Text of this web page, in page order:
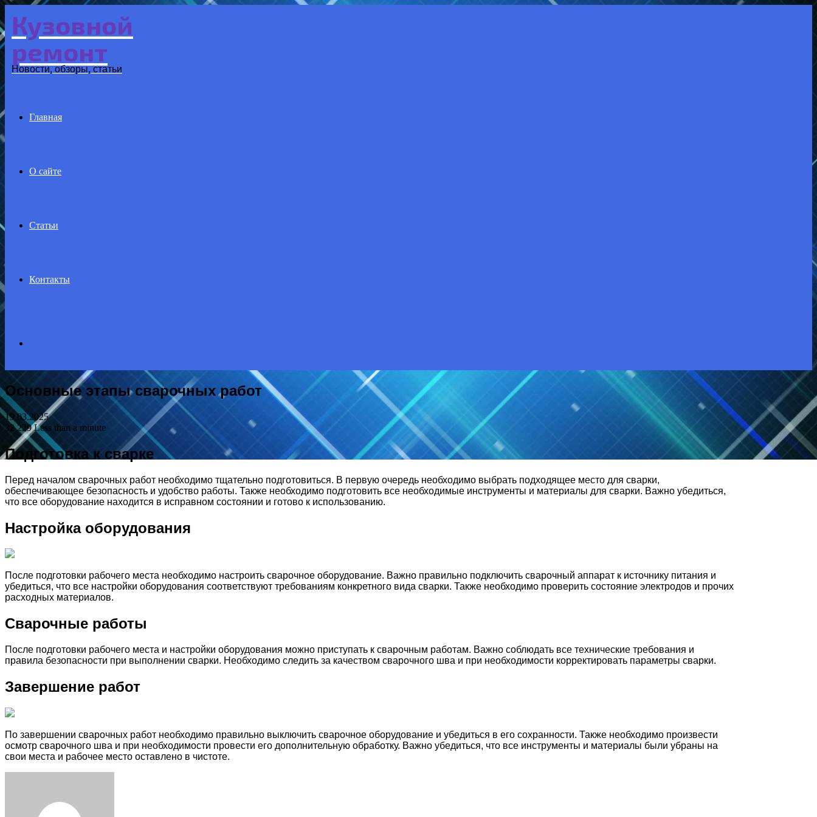
Menu
Кузовной
ремонт
Новости, обзоры, статьи
Главная
О сайте
Статьи
Контакты
for
Основные этапы сварочных работ
19.03.2025
32 229Less than a minute
Подготовка к сварке
Перед началом сварочных работ необходимо тщательно подготовиться. В первую очередь необходимо выбрать подходящее место для сварки,
обеспечивающее безопасность и удобство работы. Также необходимо подготовить все необходимые инструменты и материалы для сварки. Важно убедиться,
что все оборудование находится в исправном состоянии и готово к использованию.
Настройка оборудования
После подготовки рабочего места необходимо настроить сварочное оборудование. Важно правильно подключить сварочный аппарат к источнику питания и
убедиться, что все настройки оборудования соответствуют требованиям конкретного вида сварки. Также необходимо проверить состояние электродов и прочих
расходных материалов.
Сварочные работы
После подготовки рабочего места и настройки оборудования можно приступать к сварочным работам. Важно соблюдать все технические требования и
правила безопасности при выполнении сварки. Необходимо следить за качеством сварочного шва и при необходимости корректировать параметры сварки.
Завершение работ
По завершении сварочных работ необходимо правильно выключить сварочное оборудование и убедиться в его сохранности. Также необходимо произвести
осмотр сварочного шва и при необходимости провести его дополнительную обработку. Важно убедиться, что все инструменты и материалы были убраны на
свои места и рабочее место оставлено в чистоте.